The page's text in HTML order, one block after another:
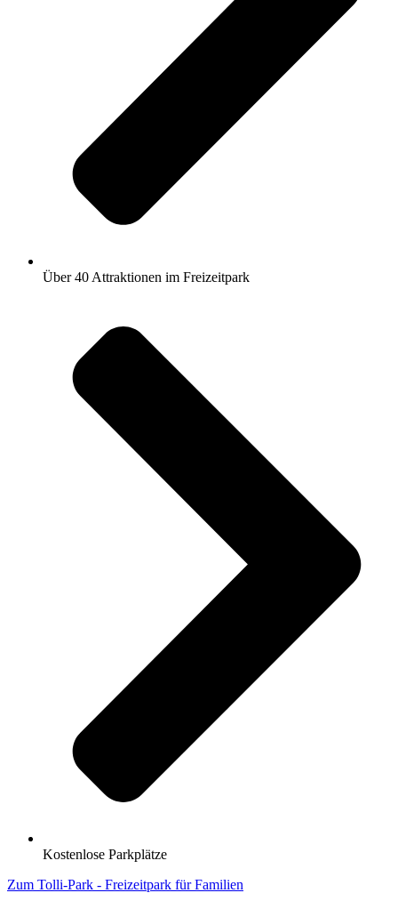
Über 40 Attraktionen im Freizeitpark
Kostenlose Parkplätze
Zum Tolli-Park - Freizeitpark für Familien